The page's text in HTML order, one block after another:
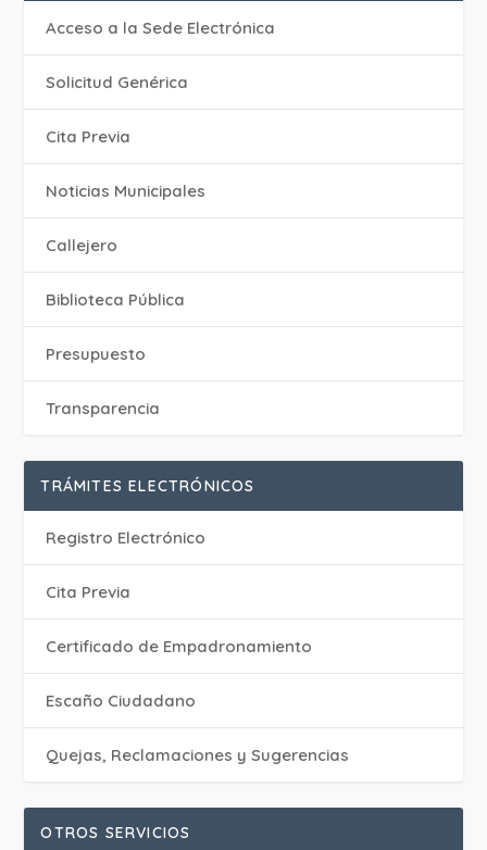
Acceso a la Sede Electrónica
Solicitud Genérica
Cita Previa
‎Noticias Municipales
Callejero
Biblioteca Pública
Presupuesto
Transparencia
TRÁMITES ELECTRÓNICOS
Registro Electrónico
Cita Previa
Certificado de Empadronamiento
Escaño Ciudadano
Quejas, Reclamaciones y Sugerencias
OTROS SERVICIOS